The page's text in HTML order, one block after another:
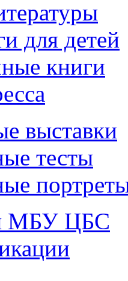
для детей
книги
выставки
тесты
МБУ ЦБС